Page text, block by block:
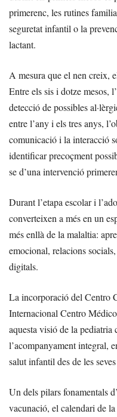
primerenc, les rutines
seguretat infantil o la
lactant.
A mesura que el nen creix,
Entre els sis i dotze mesos,
detecció de possibles
entre l’any i els tres anys,
comunicació i la interacció
identificar precoçment
se d’una intervenció
Durant l’etapa escolar i
converteixen a més en un
més enllà de la malaltia:
emocional, relacions
digitals.
La incorporació del Centro
Internacional Centro
aquesta visió de la pediatria
l’acompanyament integral,
salut infantil des de les
Un dels pilars fonamentals
vacunació, el calendari de